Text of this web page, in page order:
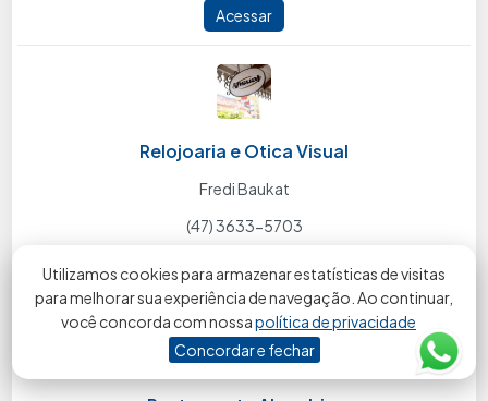
Utilizamos cookies para armazenar estatísticas de visitas
para melhorar sua experiência de navegação. Ao continuar,
você concorda com nossapolítica de privacidade
Concordar e fechar
Acessar
Relojoaria e Otica Visual
Fredi Baukat
(47) 3633-5703
Acessar